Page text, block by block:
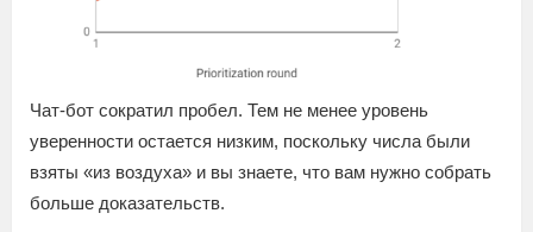
Чат-бот сократил пробел. Тем не менее уровень
уверенности остается низким, поскольку числа были
взяты «из воздуха» и вы знаете, что вам нужно собрать
больше доказательств.